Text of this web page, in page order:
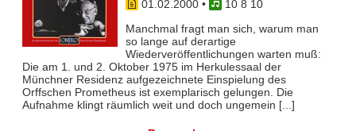
01.02.2000•
10 8 10
Manchmal fragt man sich, warum man
so lange auf derartige
Wiederveröffentlichungen warten muß:
Die am 1. und 2. Oktober 1975 im Herkulessaal der
Münchner Residenz aufgezeichnete Einspielung des
Orffschen Prometheus ist exemplarisch gelungen. Die
Aufnahme klingt räumlich weit und doch ungemein [...]